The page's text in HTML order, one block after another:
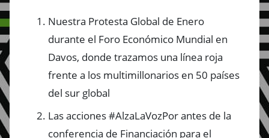
Nuestra Protesta Global de Enero
durante el Foro Económico Mundial en
Davos, donde trazamos una línea roja
frente a los multimillonarios en 50 países
del sur global
Las acciones #AlzaLaVozPor antes de la
conferencia de Financiación para el